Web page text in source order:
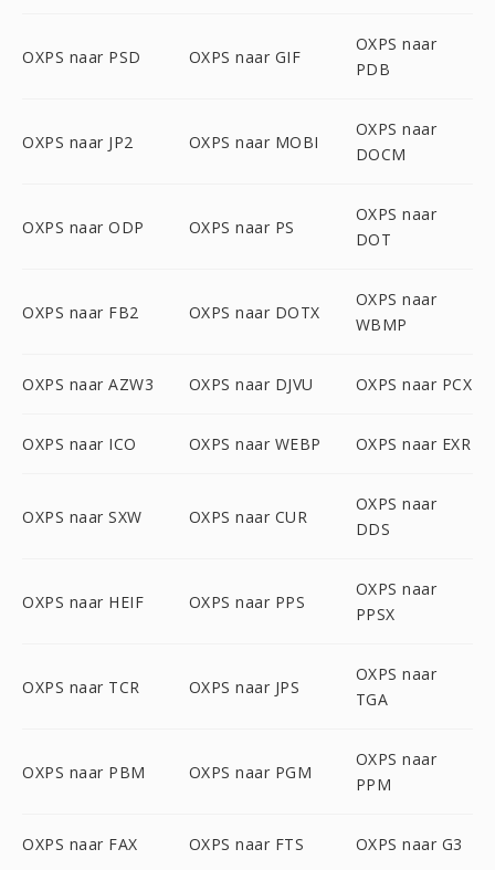
OXPS naar PSD OXPS naar GIF
OXPS naar
PDB
OXPS naar JP2 OXPS naar MOBI
OXPS naar
DOCM
OXPS naar ODP OXPS naar PS
OXPS naar
DOT
OXPS naar FB2 OXPS naar DOTX
OXPS naar
WBMP
OXPS naar AZW3 OXPS naar DJVU OXPS naar PCX
OXPS naar ICO OXPS naar WEBP OXPS naar EXR
OXPS naar SXW OXPS naar CUR
OXPS naar
DDS
OXPS naar HEIF OXPS naar PPS
OXPS naar
PPSX
OXPS naar TCR OXPS naar JPS
OXPS naar
TGA
OXPS naar PBM OXPS naar PGM
OXPS naar
PPM
OXPS naar FAX OXPS naar FTS OXPS naar G3